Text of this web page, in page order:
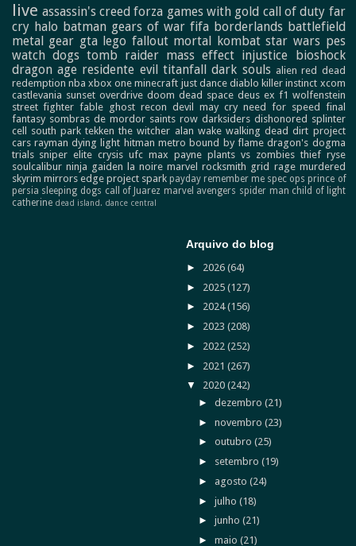
live assassin's creed forza games with gold call of duty far
cry halo batman gears of war fifa borderlands battlefield
metal gear gta lego fallout mortal kombat star wars pes
watch dogs tomb raider mass effect injustice
bioshock
dragon age residente evil titanfall dark souls alien red dead
redemption nba xbox one minecraft just dance diablo killer instinct xcom
castlevania sunset overdrive doom dead space deus ex f1 wolfenstein
street fighter fable ghost recon devil may cry need for speed final
fantasy sombras de mordor saints row darksiders dishonored splinter
cell
south park tekken the witcher alan wake walking dead dirt project
cars rayman dying light hitman metro bound by flame dragon's dogma
trials sniper elite crysis ufc max payne plants vs zombies thief ryse
soulcalibur ninja gaiden la noire marvel rocksmith grid rage murdered
skyrim mirrors edge project spark payday remember me spec ops prince of
persia sleeping dogs call of Juarez marvel avengers spider man child of light
catherine dead island. dance central
Arquivo do blog
► 2026 (64)
► 2025 (127)
► 2024(156)
► 2023 (208)
► 2022 (252)
► 2021 (267)
▼ 2020 (242)
►dezembro(21)
►novembro(23)
►outubro(25)
► setembro(19)
► agosto(24)
►julho(18)
►junho(21)
►maio(21)